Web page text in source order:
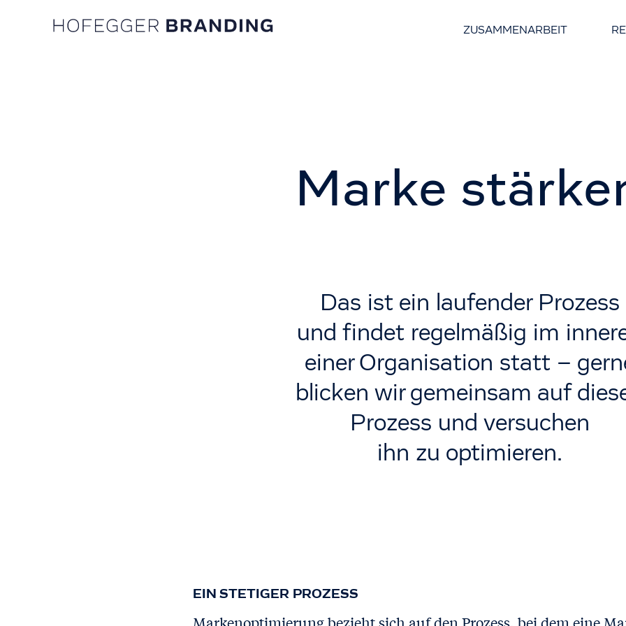
ZUSAMMENARBEIT
Marke
Das ist ein laufender Prozess
und findet regelmäßig im
einer Organisation statt –
blicken wir gemeinsam auf
Prozess und versuchen
ihn zu optimieren.
EIN STETIGER PROZESS
Markenoptimierung bezieht sich auf den Prozess, bei dem eine